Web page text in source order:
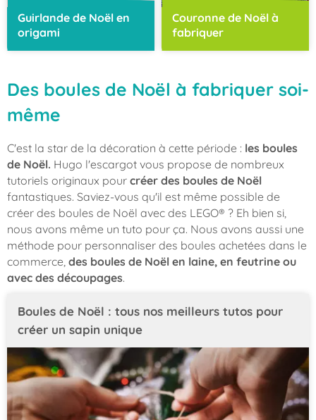
Guirlande de Noël en
origami
Couronne de Noël à
fabriquer
Des boules de Noël à fabriquer soi-
même
C'est la star de la décoration à cette période : les boules
de Noël. Hugo l'escargot vous propose de nombreux
tutoriels originaux pour créer des boules de Noël
fantastiques. Saviez-vous qu'il est même possible de
créer des boules de Noël avec des LEGO® ? Eh bien si,
nous avons même un tuto pour ça. Nous avons aussi une
méthode pour personnaliser des boules achetées dans le
commerce, des boules de Noël en laine, en feutrine ou
avec des découpages.
Boules de Noël : tous nos meilleurs tutos pour
créer un sapin unique